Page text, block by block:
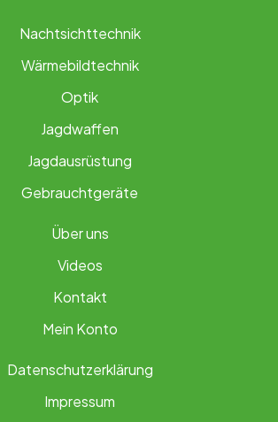
Nachtsichttechnik
Wärmebildtechnik
Optik
Jagdwaffen
Jagdausrüstung
Gebrauchtgeräte
Über uns
Videos
Kontakt
Mein Konto
Datenschutzerklärung
Impressum